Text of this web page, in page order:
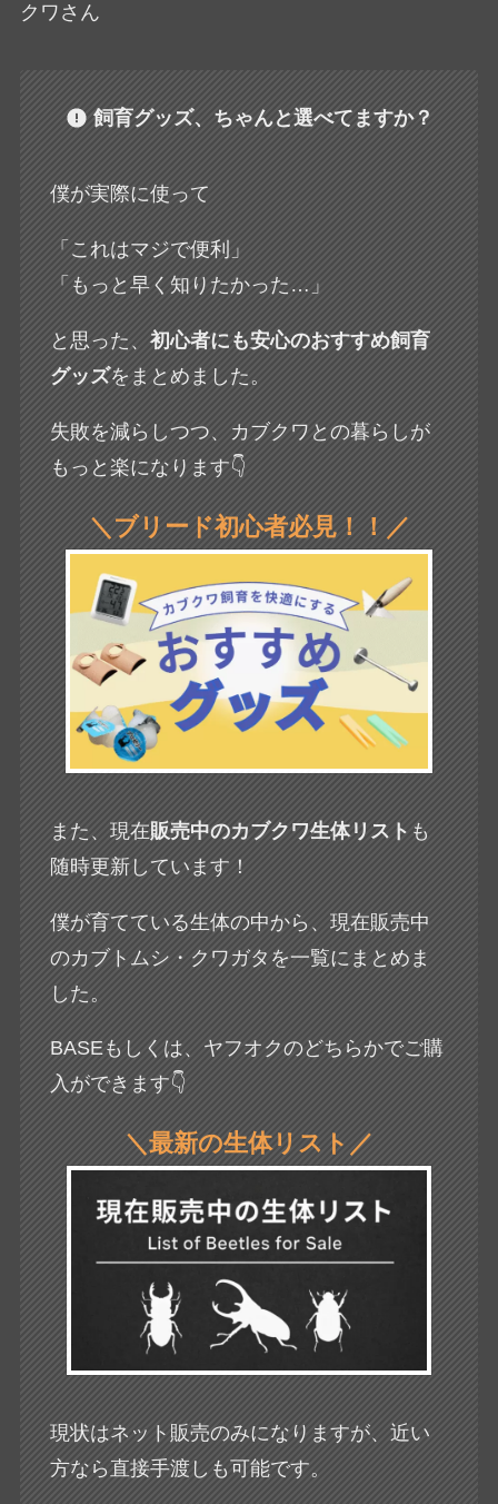
クワさん
飼育グッズ、ちゃんと選べてますか？
僕が実際に使って
「これはマジで便利」
「もっと早く知りたかった…」
と思った、初心者にも安心のおすすめ飼育
グッズをまとめました。
失敗を減らしつつ、カブクワとの暮らしが
もっと楽になります👇
＼ブリード初心者必見！！ ／
また、現在販売中のカブクワ生体リスト も
随時更新しています！
僕が育てている生体の中から、現在販売中
のカブトムシ・クワガタを一覧にまとめま
した。
BASEもしくは、ヤフオクのどちらかでご購
入ができます👇
＼最新の生体リスト／
現状はネット販売のみになりますが、近い
方なら直接手渡しも可能です。